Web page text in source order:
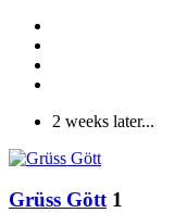
2 weeks later...
Grüss Gött 1